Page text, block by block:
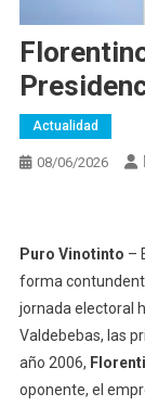
Actualidad
08/06/2026
Puro Vinotinto –
forma
jornada electoral
Valdebebas, las
año 2006,
oponente, el